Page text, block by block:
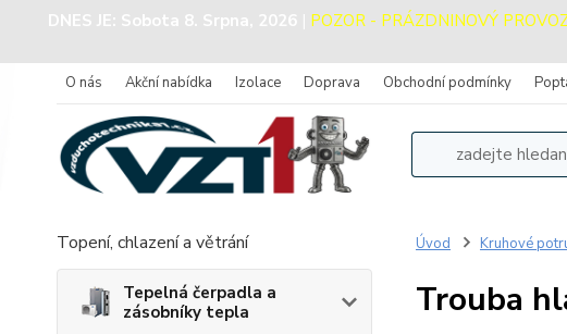
DNES JE: Sobota 8. Srpna, 2026 | POZOR - PRÁZDNINOVÝ
O nás Akční nabídka Izolace Doprava Obchodní podmínky
Topení, chlazení a větrání
Tepelná čerpadla a
zásobníky tepla
Úvod Kruhové
Trouba